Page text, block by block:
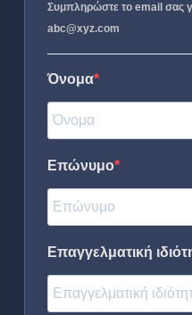
Συμπληρώστε το email σας
abc@xyz.com
Όνομα
Επώνυμο
Επαγγελματική